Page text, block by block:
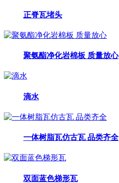
正脊瓦堵头
聚氨酯净化岩棉板 质量放心
滴水
一体树脂瓦仿古瓦 品类齐全
双面蓝色梯形瓦